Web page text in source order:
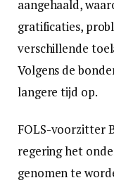
aangehaald,
gratificaties,
verschillende
Volgens de
langere tijd op.
FOLS-voorzitter
regering het
genomen te